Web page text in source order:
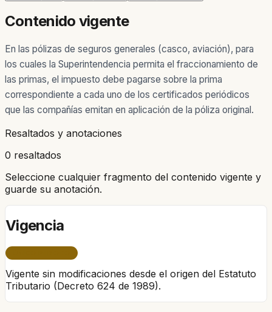
Contenido vigente
En las pólizas de seguros generales (casco, aviación), para
los cuales la Superintendencia permita el fraccionamiento de
las primas, el impuesto debe pagarse sobre la prima
correspondiente a cada uno de los certificados periódicos
que las compañías emitan en aplicación de la póliza original.
Resaltados y anotaciones
0 resaltados
Seleccione cualquier fragmento del contenido vigente y
guarde su anotación.
Vigencia
Vigente sin modificaciones desde el origen del Estatuto
Tributario (Decreto 624 de 1989).